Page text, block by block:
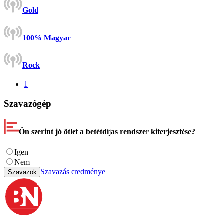
Gold
100% Magyar
Rock
1
Szavazógép
Ön szerint jó ötlet a betétdíjas rendszer kiterjesztése?
Igen
Nem
Szavazok Szavazás eredménye